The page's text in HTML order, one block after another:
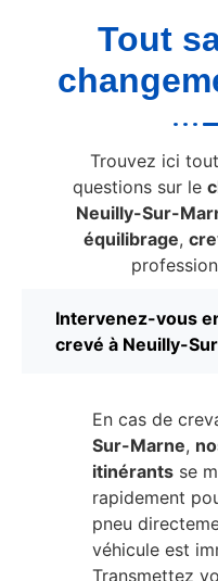
Tout
Trouvez ici
questions sur le
Neuilly-Sur-
équilibrage,
Intervenez-vous
crevé à Neuilly-
En cas de
Sur-Marne,
itinérants se
rapidement
pneu
véhicule est
Transmettez